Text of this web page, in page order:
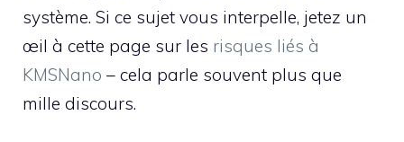
système. Si ce sujet vous interpelle, jetez un
œil à cette page sur les risques liés à
KMSNano – cela parle souvent plus que
mille discours.